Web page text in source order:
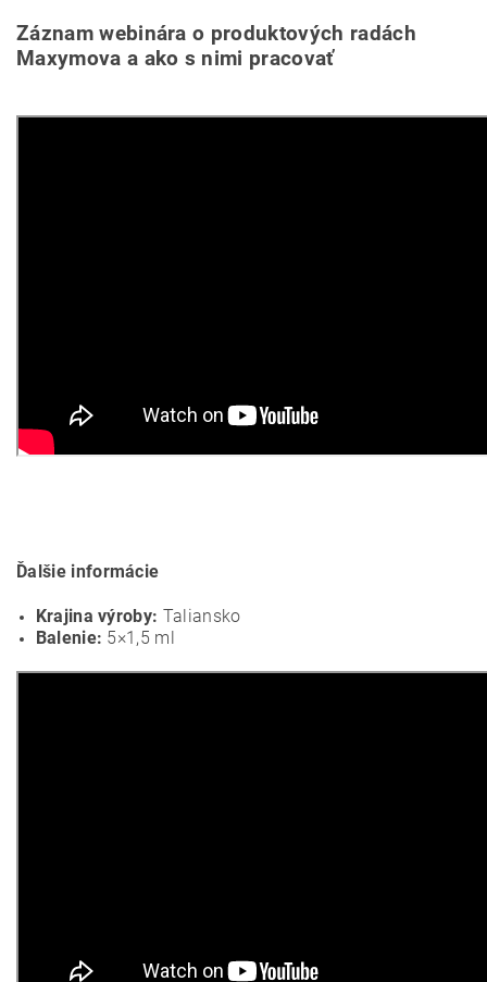
Záznam webinára o produktových radách
Maxymova a ako s nimi pracovať
Ďalšie informácie
Krajina výroby: Taliansko
Balenie: 5×1,5 ml